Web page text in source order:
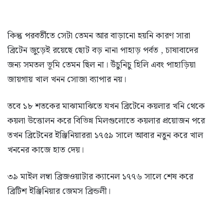
কিন্তু পরবর্তীতে সেটা তেমন আর বাড়ানো হয়নি কারণ সারা
ব্রিটেন জুড়েই রয়েছে ছোট বড় নানা পাহাড় পর্বত , চাষাবাদের
জন্য সমতল ভূমি তেমন ছিল না। উঁচুনিচু হিলি এবং পাহাড়িয়া
জায়গায় খাল খনন সোজা ব্যাপার নয়।
তবে ১৮ শতকের মাঝামাঝিতে যখন ব্রিটেনে কয়লার খনি থেকে
কয়লা উত্তোলন করে বিভিন্ন মিলগুলোতে কয়লার প্রয়োজন পরে
তখন ব্রিটেনের ইঞ্জিনিয়াররা ১৭৫৯ সালে আবার নতুন করে খাল
খননের কাজে হাত দেয়।
৩৯ মাইল লম্বা ব্রিজওয়াটার ক্যানেল ১৭৭৬ সালে শেষ করে
ব্রিটিশ ইঞ্জিনিয়ার জেমস ব্রিন্ডলী।